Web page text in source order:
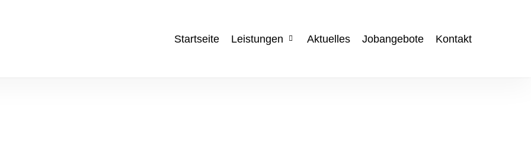
Startseite Leistungen Aktuelles Jobangebote Kontakt